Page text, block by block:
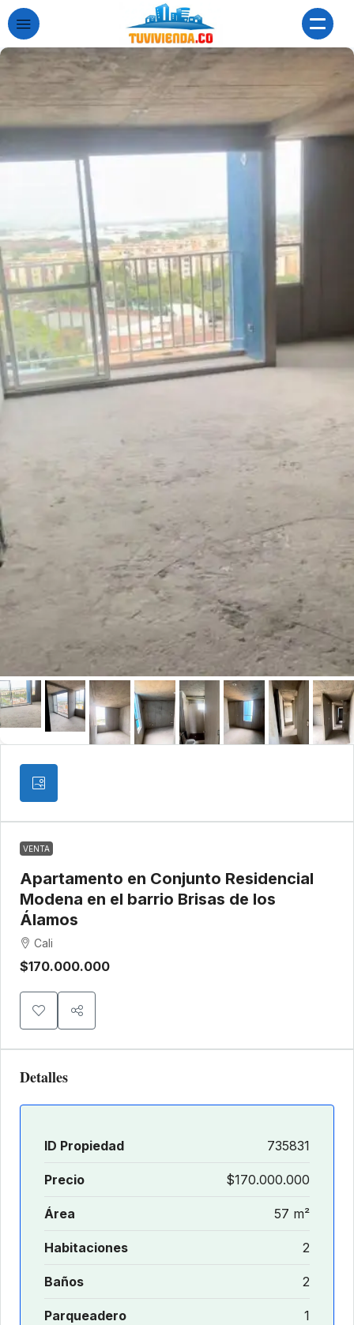
VENTA
Apartamento en Conjunto Residencial
Modena en el barrio Brisas de los
Álamos
Cali
$170.000.000
Detalles
ID Propiedad 735831
Precio $170.000.000
Área 57 m²
Habitaciones 2
Baños 2
Parqueadero 1